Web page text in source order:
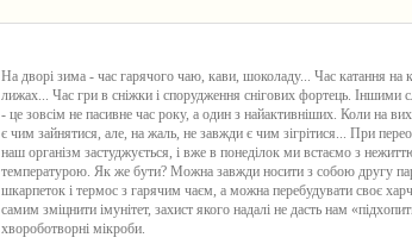
На дворі зима - час гарячого чаю, кави, шоколаду... Час катання на
лижах... Час гри в сніжки і спорудження снігових фортець. Іншими
- це зовсім не пасивне час року, а один з найактивніших. Коли на
є чим зайнятися, але, на жаль, не завжди є чим зігрітися... При
наш організм застуджується, і вже в понеділок ми встаємо з
температурою. Як же бути? Можна завжди носити з собою другу
шкарпеток і термос з гарячим чаєм, а можна перебудувати своє
самим зміцнити імунітет, захист якого надалі не дасть нам
хвороботворні мікроби.